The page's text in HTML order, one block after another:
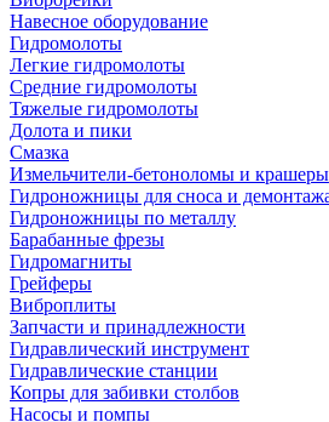
Навесное оборудование
Гидромолоты
Легкие гидромолоты
Средние гидромолоты
Тяжелые гидромолоты
Долота и пики
Смазка
Измельчители-бетоноломы и крашеры
Гидроножницы для сноса и
Гидроножницы по металлу
Барабанные фрезы
Гидромагниты
Грейферы
Виброплиты
Запчасти и принадлежности
Гидравлический инструмент
Гидравлические станции
Копры для забивки столбов
Насосы и помпы